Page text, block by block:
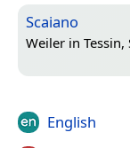
Scaiano
Weiler in Tessin,
English